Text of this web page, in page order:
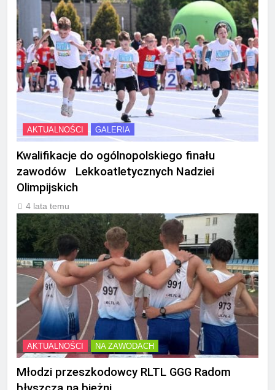
AKTUALNOŚCI GALERIA
Kwalifikacje do ogólnopolskiego finału
zawodów Lekkoatletycznych Nadziei
Olimpijskich
4 lata temu
AKTUALNOŚCI NA ZAWODACH
Młodzi przeszkodowcy RLTL GGG Radom